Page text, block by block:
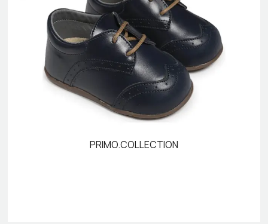
PRIMO.COLLECTION